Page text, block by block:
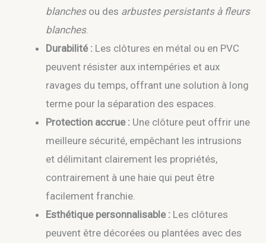
blanchesou des arbustes persistants à fleurs
blanches.
Durabilité : Les clôtures en métal ou en PVC
peuvent résister aux intempéries et aux
ravages du temps, offrant une solution à long
terme pour la séparation des espaces.
Protection accrue : Une clôture peut offrir une
meilleure sécurité, empêchant les intrusions
et délimitant clairement les propriétés,
contrairement à une haie qui peut être
facilement franchie.
Esthétique personnalisable : Les clôtures
peuvent être décorées ou plantées avec des